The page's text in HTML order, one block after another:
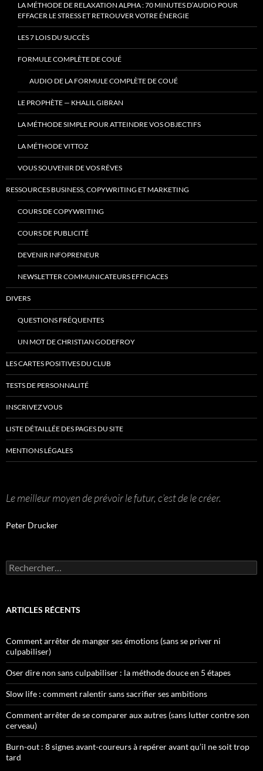
LA MÉTHODE DE RELAXATION ALPHA : 70 MINUTES D’AUDIO POUR
EFFACER LE STRESS ET RETROUVER VOTRE ÉNERGIE
LES 7 LOIS DU SUCCÈS
FORMULE COMPLÈTE DE COUÉ
AUDIO DE LA FORMULE COMPLÈTE DE COUÉ
LE PROPHÈTE — KHALIL GIBRAN
LA MÉTHODE SIMPLE POUR ATTEINDRE VOS OBJECTIFS
LA MÉTHODE VITTOZ
VOUS SOUVENIR DE VOS RÊVES
RESSOURCES BUSINESS, COPYWRITING ET MARKETING
COURS DE COPYWRITING
COURS DE PUBLICITÉ
DEVENIR INFOPRENEUR
NEWSLETTER COMMUNICATEURS EFFICACES
DIVERS
QUESTIONS FRÉQUENTES
UN MOT DE CHRISTIAN GODEFROY
LES CARTES POSITIVES DU CLUB
TESTS DE PERSONNALITÉ
INSCRIVEZ VOUS
LISTE DÉTAILLÉE DES PAGES DU SITE
MENTIONS LÉGALES
Le meilleur moyen de prévoir le futur, c’est de le créer.
Peter Drucker
Rechercher :
ARTICLES RÉCENTS
Comment arrêter de manger ses émotions (sans se priver ni
culpabiliser)
Oser dire non sans culpabiliser : la méthode douce en 5 étapes
Slow life : comment ralentir sans sacrifier ses ambitions
Comment arrêter de se comparer aux autres (sans lutter contre son
cerveau)
Burn-out : 8 signes avant-coureurs à repérer avant qu’il ne soit trop
tard